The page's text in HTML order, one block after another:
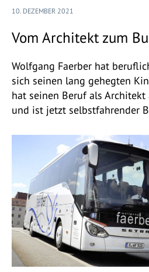
10. DEZEMBER 2021
Vom Architekt zum
Wolfgang Faerber hat
sich seinen lang gehegten
hat seinen Beruf als
und ist jetzt selbstfahrender